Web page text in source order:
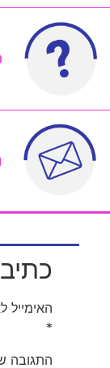
האימייל
*
התגובה